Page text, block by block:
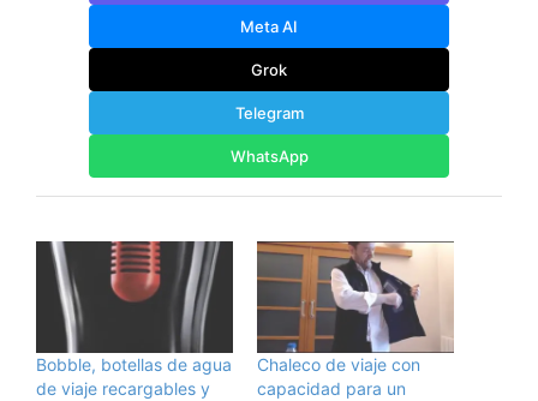
Meta AI
Grok
Telegram
WhatsApp
Bobble, botellas de agua
de viaje recargables y
Chaleco de viaje con
capacidad para un